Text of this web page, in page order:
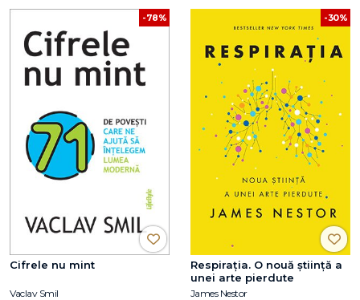
-78%
Cifrele nu mint
Vaclav Smil
-30%
Respirația. O nouă știință a
unei arte pierdute
James Nestor